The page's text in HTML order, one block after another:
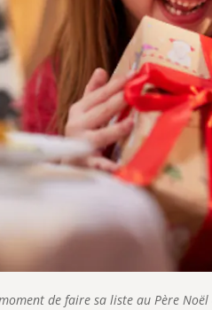
de faire sa liste au Père